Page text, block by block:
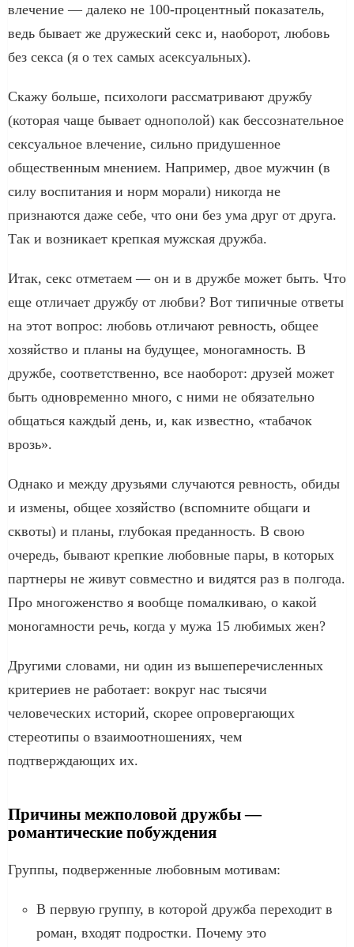
влечение — далеко не 100-процентный показатель,
ведь бывает же дружеский секс и, наоборот, любовь
без секса (я о тех самых асексуальных).
Скажу больше, психологи рассматривают дружбу
(которая чаще бывает однополой) как бессознательное
сексуальное влечение, сильно придушенное
общественным мнением. Например, двое мужчин (в
силу воспитания и норм морали) никогда не
признаются даже себе, что они без ума друг от друга.
Так и возникает крепкая мужская дружба.
Итак, секс отметаем — он и в дружбе может быть. Что
еще отличает дружбу от любви? Вот типичные ответы
на этот вопрос: любовь отличают ревность, общее
хозяйство и планы на будущее, моногамность. В
дружбе, соответственно, все наоборот: друзей может
быть одновременно много, с ними не обязательно
общаться каждый день, и, как известно, «табачок
врозь».
Однако и между друзьями случаются ревность, обиды
и измены, общее хозяйство (вспомните общаги и
сквоты) и планы, глубокая преданность. В свою
очередь, бывают крепкие любовные пары, в которых
партнеры не живут совместно и видятся раз в полгода.
Про многоженство я вообще помалкиваю, о какой
моногамности речь, когда у мужа 15 любимых жен?
Другими словами, ни один из вышеперечисленных
критериев не работает: вокруг нас тысячи
человеческих историй, скорее опровергающих
стереотипы о взаимоотношениях, чем
подтверждающих их.
Причины межполовой дружбы —
романтические побуждения
Группы, подверженные любовным мотивам:
В первую группу, в которой дружба переходит в
роман, входят подростки. Почему это